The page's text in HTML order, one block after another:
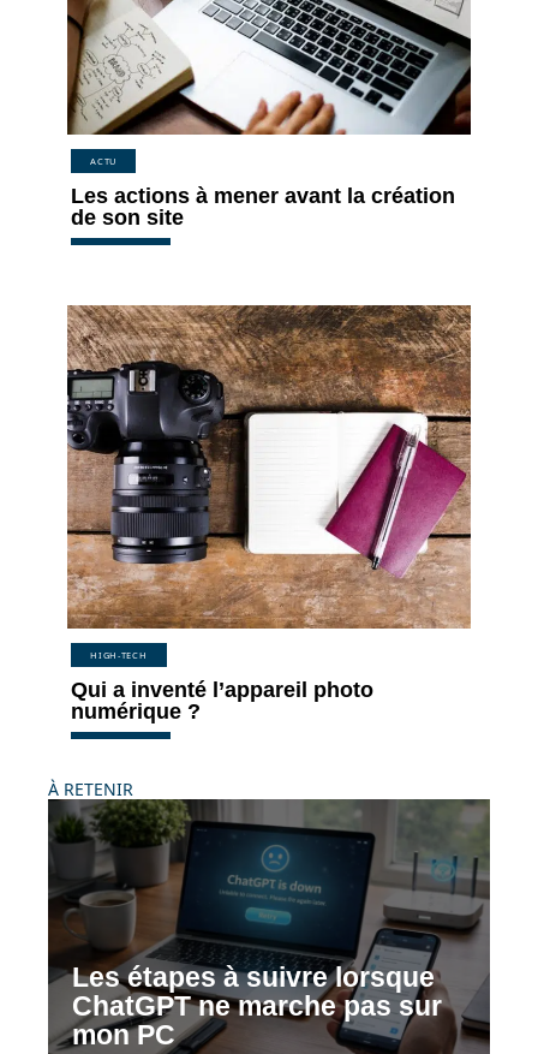
ACTU
Les actions à mener avant la création
de son site
HIGH-TECH
Qui a inventé l’appareil photo
numérique ?
À RETENIR
Les étapes à suivre lorsque
ChatGPT ne marche pas sur
mon PC